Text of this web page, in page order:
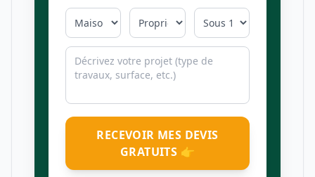
RECEVOIR MES DEVIS
GRATUITS 👉